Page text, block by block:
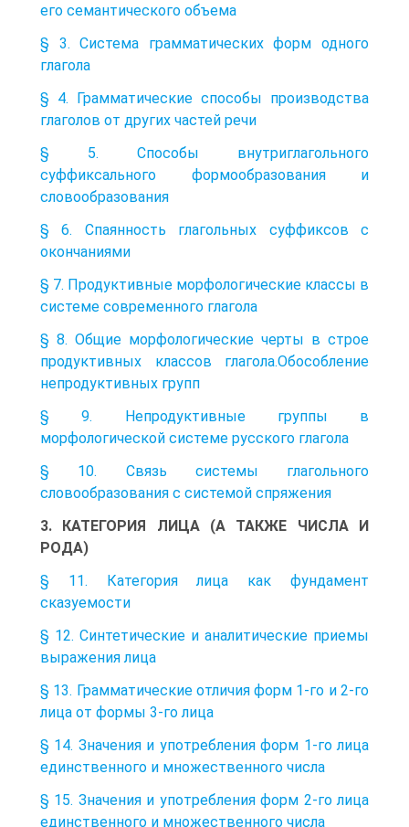
его семантического объема
§ 3. Система грамматических форм одного
глагола
§ 4. Грамматические способы производства
глаголов от других частей речи
§ 5. Способы внутриглагольного
суффиксального формообразования и
словообразования
§ 6. Спаянность глагольных суффиксов с
окончаниями
§ 7. Продуктивные морфологические классы в
системе современного глагола
§ 8. Общие морфологические черты в строе
продуктивных классов глагола.Обособление
непродуктивных групп
§ 9. Непродуктивные группы в
морфологической системе русского глагола
§ 10. Связь системы глагольного
словообразования с системой спряжения
3. КАТЕГОРИЯ ЛИЦА (А ТАКЖЕ ЧИСЛА И
РОДА)
§ 11. Категория лица как фундамент
сказуемости
§ 12. Синтетические и аналитические приемы
выражения лица
§ 13. Грамматические отличия форм 1-го и 2-го
лица от формы 3-го лица
§ 14. Значения и употребления форм 1-го лица
единственного и множественного числа
§ 15. Значения и употребления форм 2-го лица
единственного и множественного числа